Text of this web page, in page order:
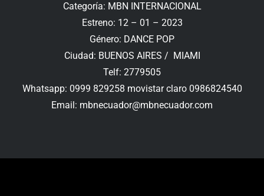
Categoría: MBN INTERNACIONAL
Estreno: 12 – 01 – 2023
Género: DANCE POP
Ciudad: BUENOS AIRES / MIAMI
Telf: 2779505
Whatsapp: 0999 829258 movistar claro 0986824540
Email: mbnecuador@mbnecuador.com